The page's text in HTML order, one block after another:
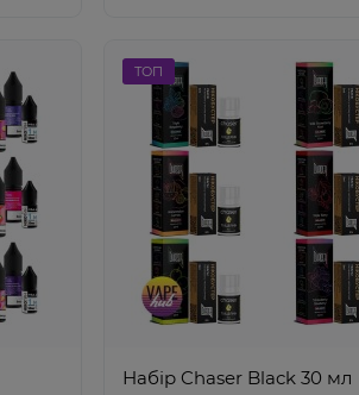
ТОП
Набір Chaser Black 30 мл